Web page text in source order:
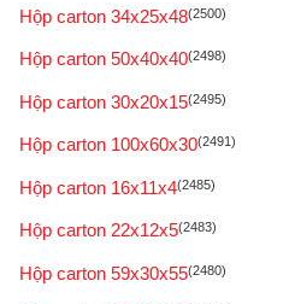
Hộp carton 34x25x48(2500)
Hộp carton 50x40x40(2498)
Hộp carton 30x20x15(2495)
Hộp carton 100x60x30(2491)
Hộp carton 16x11x4(2485)
Hộp carton 22x12x5(2483)
Hộp carton 59x30x55(2480)